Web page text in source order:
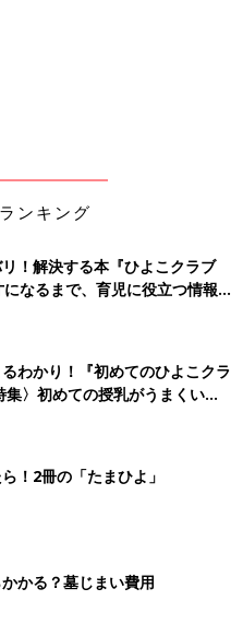
ンキング
！解決する本『ひよこクラブ
なるまで、育児に役立つ情報が
わかり！『初めてのひよこクラ
集〉初めての授乳がうまくい
の基本と夏のトラブル 解決テ
！2冊の「たまひよ」
かる？墓じまい費用